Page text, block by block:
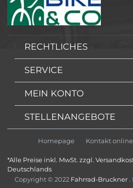
RECHTLICHES
SERVICE
MEIN KONTO
STELLENANGEBOTE
Homepage Kontakt online
*Alle Preise inkl. MwSt. zzgl.
Deutschlands
Copyright © 2022 Fahrrad-Bruckner .